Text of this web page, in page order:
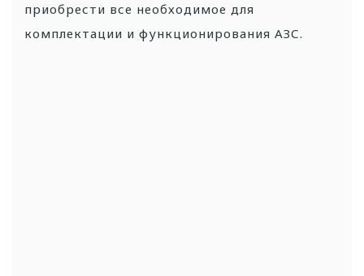
приобрести все необходимое для
комплектации и функционирования АЗС.